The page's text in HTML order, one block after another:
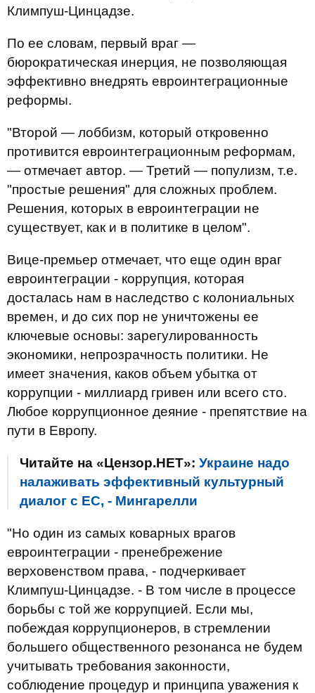
Климпуш-Цинцадзе.
По ее словам, первый враг —
бюрократическая инерция, не позволяющая
эффективно внедрять евроинтеграционные
реформы.
"Второй — лоббизм, который откровенно
противится евроинтеграционным реформам,
— отмечает автор. — Третий — популизм, т.е.
"простые решения" для сложных проблем.
Решения, которых в евроинтеграции не
существует, как и в политике в целом".
Вице-премьер отмечает, что еще один враг
евроинтеграции - коррупция, которая
досталась нам в наследство с колониальных
времен, и до сих пор не уничтожены ее
ключевые основы: зарегулированность
экономики, непрозрачность политики. Не
имеет значения, каков объем убытка от
коррупции - миллиард гривен или всего сто.
Любое коррупционное деяние - препятствие на
пути в Европу.
Читайте на «Цензор.НЕТ»: Украине надо
налаживать эффективный культурный
диалог с ЕС, - Мингарелли
"Но один из самых коварных врагов
евроинтеграции - пренебрежение
верховенством права, - подчеркивает
Климпуш-Цинцадзе. - В том числе в процессе
борьбы с той же коррупцией. Если мы,
побеждая коррупционеров, в стремлении
большего общественного резонанса не будем
учитывать требования законности,
соблюдение процедур и принципа уважения к